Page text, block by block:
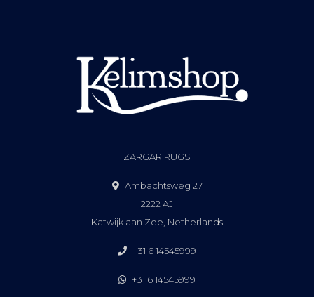
ZARGAR RUGS
Ambachtsweg 27
2222 AJ
Katwijk aan Zee, Netherlands
+31 6 14545999
+31 6 14545999